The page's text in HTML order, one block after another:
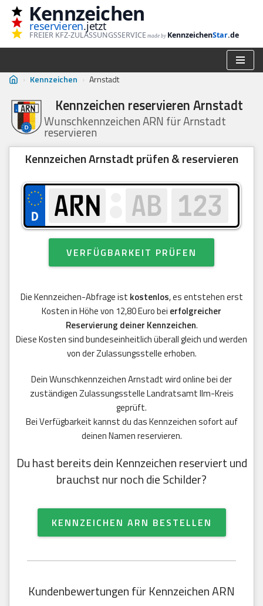
Zum
Inhalt
Kennzeichen
reservieren.jetzt
FREIER KFZ-ZULASSUNGSSERVICE made by KennzeichenStar.de
› Kennzeichen › Arnstadt
Kennzeichen reservieren Arnstadt
Wunschkennzeichen ARN für Arnstadt
reservieren
Kennzeichen Arnstadt prüfen & reservieren
VERFÜGBARKEIT PRÜFEN
Die Kennzeichen-Abfrage ist kostenlos, es entstehen erst
Kosten in Höhe von 12,80 Euro bei erfolgreicher
Reservierung deiner Kennzeichen.
Diese Kosten sind bundeseinheitlich überall gleich und werden
von der Zulassungsstelle erhoben.
Dein Wunschkennzeichen Arnstadt wird online bei der
zuständigen Zulassungsstelle Landratsamt Ilm-Kreis
geprüft.
Bei Verfügbarkeit kannst du das Kennzeichen sofort auf
deinen Namen reservieren.
Du hast bereits dein Kennzeichen reserviert und
brauchst nur noch die Schilder?
KENNZEICHEN ARN BESTELLEN
Kundenbewertungen für Kennzeichen ARN